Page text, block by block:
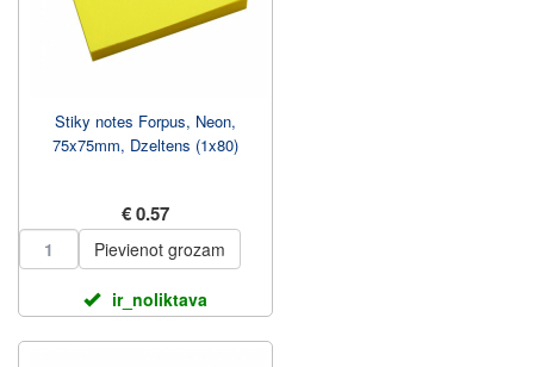
Stiky notes Forpus, Neon,
75x75mm, Dzeltens (1x80)
€ 0.57
Pievienot grozam
ir_noliktava